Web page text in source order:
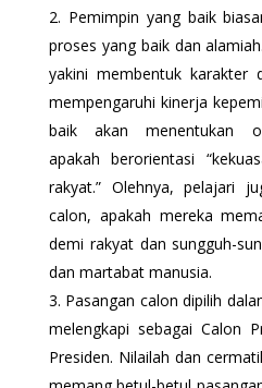
Pemimpin yang baik
proses yang baik dan
yakini membentuk karakter
mempengaruhi kinerja
baik akan menentukan
apakah berorientasi
rakyat.” Olehnya, pelajari
calon, apakah mereka
demi rakyat dan sungguh-
dan martabat manusia.
Pasangan calon dipilih
melengkapi sebagai Calon
Presiden. Nilailah dan